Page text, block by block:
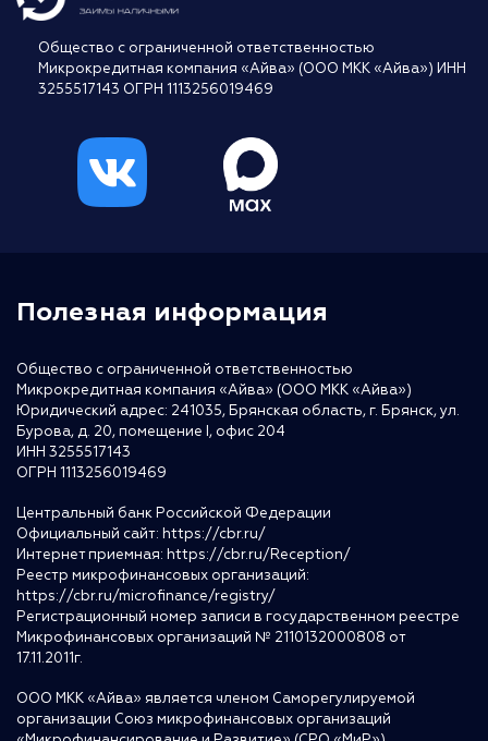
Общество с ограниченной ответственностью
Микрокредитная компания «Айва» (ООО МКК «Айва») ИНН
3255517143 ОГРН 1113256019469
Полезная информация
Общество с ограниченной ответственностью
Микрокредитная компания «Айва» (ООО МКК «Айва»)
Юридический адрес: 241035, Брянская область, г. Брянск, ул.
Бурова, д. 20, помещение I, офис 204
ИНН 3255517143
ОГРН 1113256019469
Центральный банк Российской Федерации
Официальный сайт: https://cbr.ru/
Интернет приемная: https://cbr.ru/Reception/
Реестр микрофинансовых организаций:
https://cbr.ru/microfinance/registry/
Регистрационный номер записи в государственном реестре
Микрофинансовых организаций № 2110132000808 от
17.11.2011г.
ООО МКК «Айва» является членом Саморегулируемой
организации Союз микрофинансовых организаций